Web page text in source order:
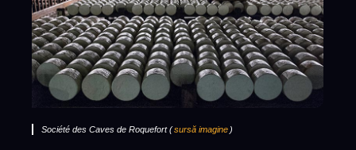
Société des Caves de Roquefort (sursă imagine )